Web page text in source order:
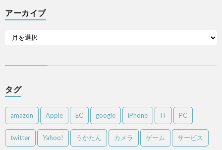
アーカイブ
タグ
amazon Apple EC google iPhone IT PC
twitter Yahoo! うかたん カメラ ゲーム サービス